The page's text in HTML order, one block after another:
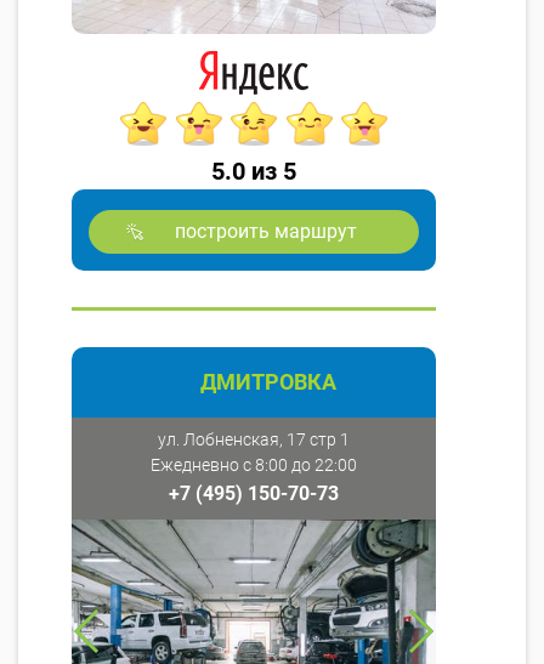
5.0 из 5
построить маршрут
ДМИТРОВКА
ул. Лобненская, 17 стр 1
Ежедневно с 8:00 до 22:00
+7 (495) 150-70-73